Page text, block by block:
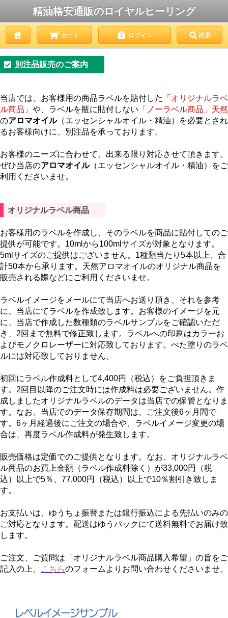
精油格安通販のロイヤルヒーリング
カート ログイン 検索
別注品販売のご案内
当店では、お客様用の商品ラベルを貼付した
「オリジナルラベ
ル商品」 や、ラベルを瓶に貼付しない 「ノーラベル商品」天然
のアロマオイル（エッセンシャルオイル・精油）を必要とされ
るお客様向けに、別注品を承っております。
お客様のニーズに合わせて、出来る限り対応させて頂きます。
ぜひ当店のアロマオイル（エッセンシャルオイル・精油）をご
利用くださいませ。
オリジナルラベル商品
お客様用のラベルを作成し、そのラベルを商品に貼付してのご
提供が可能です。10mlから100mlサイズが対象となります。
5mlサイズのご提供はございません。1種類当たり5本以上、合
計50本から承ります。天然アロマオイルのオリジナル商品を
販売される際などにご利用くださいませ。
ラベルイメージをメールにて当店へお送り頂き、それを参考
に、当店にてラベルを作成致します。お客様のイメージを元
に、当店で作成した数種類のラベルサンプルをご確認いただ
き、2回まで無料で修正致します。ラベルへの印刷はカラーお
よびモノクロレーザーに対応致しております。べた塗りのラベ
ルには対応致しておりません。
初回にラベル作成料として4,400円（税込）をご負担頂きま
す。2回目以降のご注文時には作成料は必要ございません。作
成しましたオリジナルラベルのデータは当店での保管となりま
す。なお、当店でのデータ保存期間は、ご注文後6ヶ月間で
す。6ヶ月経過後にご注文の場合や、ラベルイメージ変更の場
合は、再度ラベル作成料が発生致します。
販売価格は定価でのご提供となります。なお、オリジナルラベ
ル商品のお買上金額（ラベル作成料除く）が33,000円（税
込）以上で5％、77,000円（税込）以上で10％割引き致しま
す。
お支払いは、ゆうちょ振替または銀行振込による先払いのみの
ご対応となります。配送はゆうパックにて送料無料でお届け致
します。
ご注文、ご質問は「オリジナルラベル商品購入希望」の旨をご
記入の上、
こちらのフォームよりお問い合わせくださいませ。